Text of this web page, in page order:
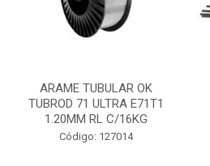
ARAME TUBULAR OK
TUBROD 71 ULTRA E71T1
1.20MM RL C/16KG
Código: 127014